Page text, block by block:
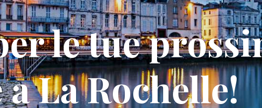
le tue
a La Rochelle!